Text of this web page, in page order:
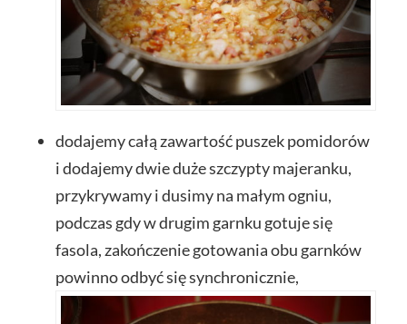
dodajemy całą zawartość puszek pomidorów
i dodajemy dwie duże szczypty majeranku,
przykrywamy i dusimy na małym ogniu,
podczas gdy w drugim garnku gotuje się
fasola, zakończenie gotowania obu garnków
powinno odbyć się synchronicznie,